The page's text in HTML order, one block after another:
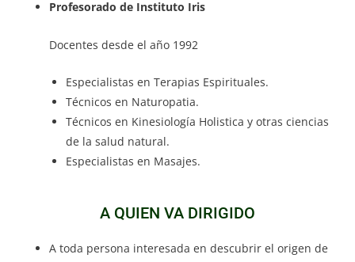
Profesorado de Instituto Iris
Docentes desde el año 1992
Especialistas en Terapias Espirituales.
Técnicos en Naturopatia.
Técnicos en Kinesiología Holistica y otras ciencias
de la salud natural.
Especialistas en Masajes.
A QUIEN VA DIRIGIDO
A toda persona interesada en descubrir el origen de